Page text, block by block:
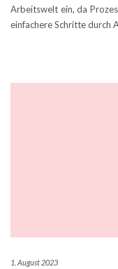
Arbeitswelt ein, da
einfachere Schritte durch
1. August 2023